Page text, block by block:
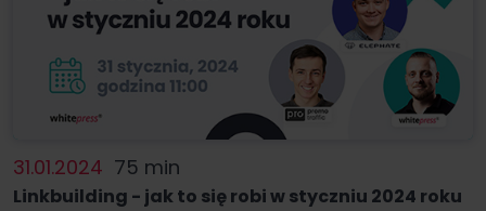
31.01.2024 75 min
Linkbuilding - jak to się robi w styczniu 2024 roku